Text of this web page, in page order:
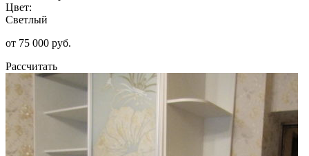
Цвет:
Светлый
от 75 000 руб.
Рассчитать